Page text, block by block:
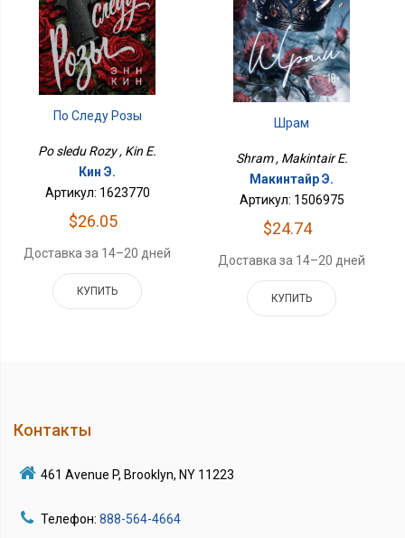
По Следу Розы
Po sledu Rozy , Kin E.
Кин Э.
Артикул: 1623770
$26.05
Доставка за 14–20 дней
КУПИТЬ
Шрам
Shram , Makintair E.
Макинтайр Э.
Артикул: 1506975
$24.74
Доставка за 14–20 дней
КУПИТЬ
Контакты
461 Avenue P, Brooklyn, NY 11223
Телефон: 888-564-4664